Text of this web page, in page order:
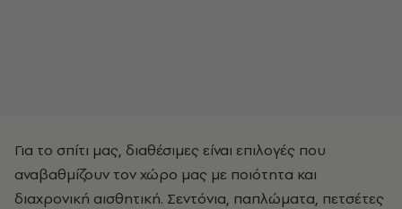
Για το σπίτι μας, διαθέσιμες είναι επιλογές που
αναβαθμίζουν τον χώρο μας με ποιότητα και
διαχρονική αισθητική. Σεντόνια, παπλώματα, πετσέτες